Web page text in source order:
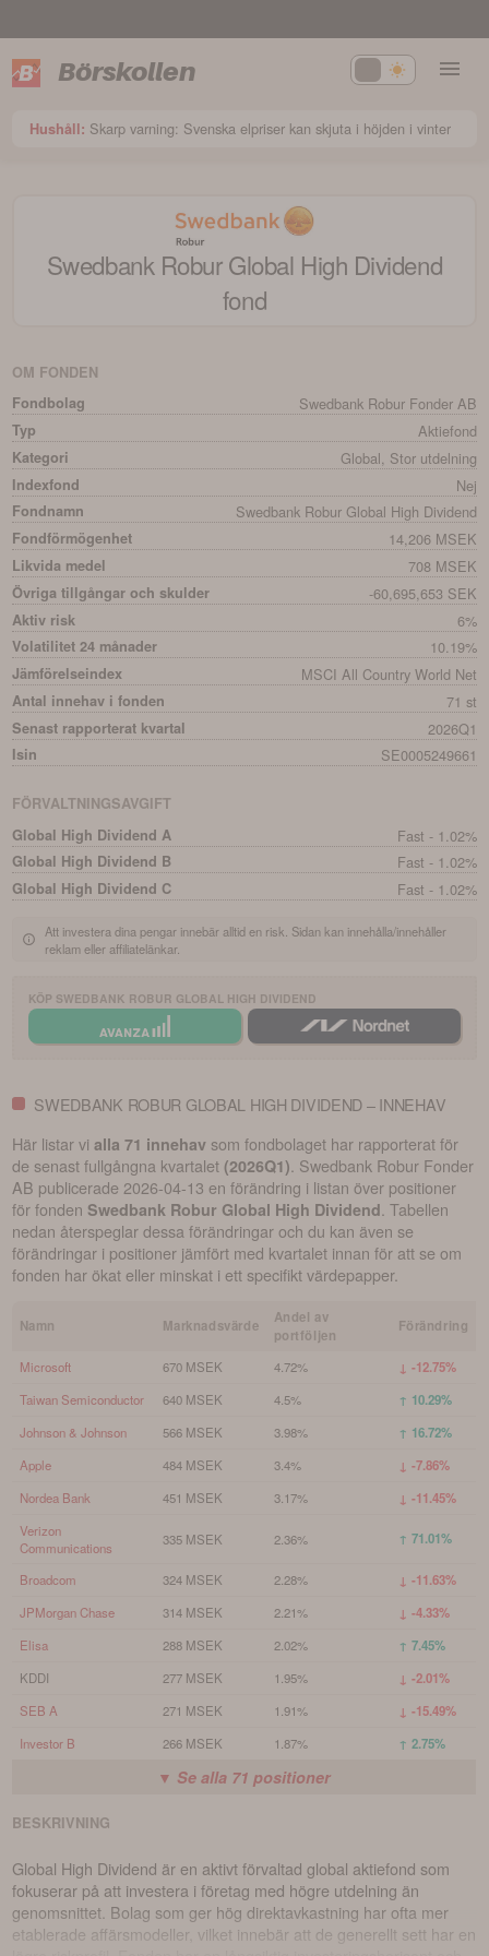
Börskollen
Hushåll: Skarp varning: Svenska elpriser kan skjuta i höjden i vinter
Swedbank Robur Global High Dividend
fond
OM FONDEN
Fondbolag
Swedbank Robur Fonder AB
Typ Aktiefond
Kategori Global, Stor utdelning
Indexfond Nej
Fondnamn Swedbank Robur Global High Dividend
Fondförmögenhet 14,206 MSEK
Likvida medel 708 MSEK
Övriga tillgångar och skulder -60,695,653 SEK
Aktiv risk 6%
Volatilitet 24 månader 10.19%
Jämförelseindex MSCI All Country World Net
Antal innehav i fonden 71 st
Senast rapporterat kvartal 2026Q1
Isin SE0005249661
FÖRVALTNINGSAVGIFT
Global High Dividend A
Fast - 1.02%
Global High Dividend B Fast - 1.02%
Global High Dividend C Fast - 1.02%
Att investera dina pengar innebär alltid en risk. Sidan kan innehålla/innehåller
reklam eller affiliatelänkar.
KÖP SWEDBANK ROBUR GLOBAL HIGH DIVIDEND
SWEDBANK ROBUR GLOBAL HIGH DIVIDEND – INNEHAV
Här listar vialla 71 innehav som fondbolaget har rapporterat för
de senast fullgångna kvartalet (2026Q1) Swedbank Robur Fonder
AB publicerade 2026-04-13 en förändring i listan över positioner
för fonden Swedbank Robur Global High Dividend . Tabellen
nedan återspeglar dessa förändringar och du kan även se
förändringar i positioner jämfört med kvartalet innan för att se om
fonden har ökat eller minskat i ett specifikt värdepapper.
Namn Marknadsvärde
Andel av
portföljen
Förändring
Microsoft 670 MSEK 4.72% ↓ -12.75%
Taiwan Semiconductor 640 MSEK 4.5% ↑ 10.29%
Johnson & Johnson 566 MSEK 3.98% ↑ 16.72%
Apple 484 MSEK 3.4% ↓ -7.86%
Nordea Bank 451 MSEK 3.17% ↓ -11.45%
Verizon
Communications
335 MSEK 2.36% ↑ 71.01%
Broadcom 324 MSEK 2.28% ↓ -11.63%
JPMorgan Chase 314 MSEK 2.21% ↓ -4.33%
Elisa 288 MSEK 2.02% ↑ 7.45%
KDDI 277 MSEK 1.95% ↓ -2.01%
SEB A 271 MSEK 1.91% ↓ -15.49%
Investor B 266 MSEK 1.87% ↑ 2.75%
▼ Se alla 71 positioner
BESKRIVNING
Global High Dividend är en aktivt förvaltad global aktiefond som
fokuserar på att investera i företag med högre utdelning än
genomsnittet. Bolag som ger hög direktavkastning har ofta mer
etablerade affärsmodeller, vilket innebär att de generellt sett har en